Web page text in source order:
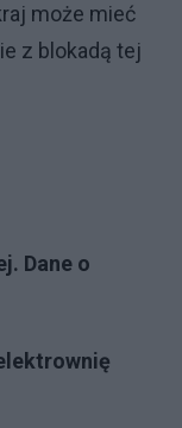
może mieć
z blokadą tej
Dane o